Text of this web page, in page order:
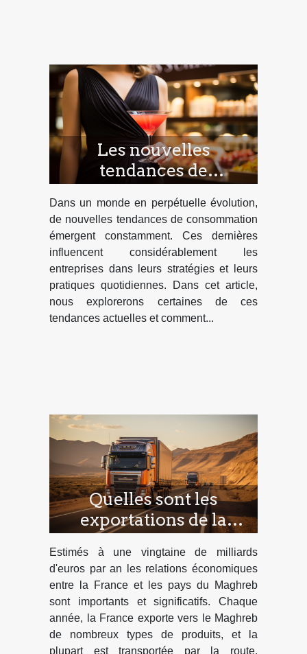
Les nouvelles
tendances de
consommation et leur
impact sur les
entreprises
Dans un monde en perpétuelle évolution,
de nouvelles tendances de consommation
émergent constamment. Ces dernières
influencent considérablement les
entreprises dans leurs stratégies et leurs
pratiques quotidiennes. Dans cet article,
nous explorerons certaines de ces
tendances actuelles et comment...
Quelles sont les
exportations de la
France vers le Maghreb
qui passent par la route
?
Estimés à une vingtaine de milliards
d'euros par an les relations économiques
entre la France et les pays du Maghreb
sont importants et significatifs. Chaque
année, la France exporte vers le Maghreb
de nombreux types de produits, et la
plupart est transportée par la route.